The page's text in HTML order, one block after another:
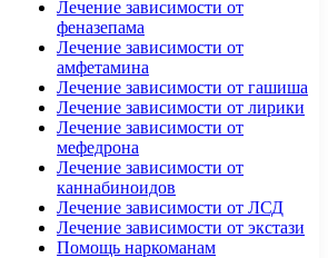
Лечение зависимости от
феназепама
Лечение зависимости от
амфетамина
Лечение зависимости от гашиша
Лечение зависимости от лирики
Лечение зависимости от
мефедрона
Лечение зависимости от
каннабиноидов
Лечение зависимости от ЛСД
Лечение зависимости от экстази
Помощь наркоманам